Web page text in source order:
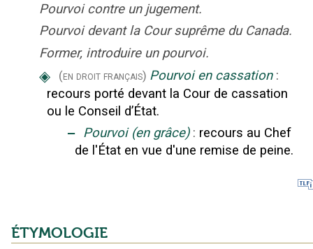
Pourvoi contre un jugement.
Pourvoi devant la Cour suprême du Canada.
Former, introduire un pourvoi.
◈ (en droit français) Pourvoi en cassation :
recours porté devant la Cour de cassation
ou le Conseil d’État.
‒ Pourvoi (en grâce) : recours au Chef
de l'État en vue d'une remise de peine.
ÉTYMOLOGIE